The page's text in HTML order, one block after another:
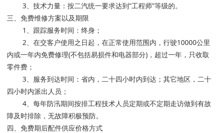
3、技术力量：按二汽统一要求达到“工程师”等级的。
三、免费维修方案以及期限
1、跟踪服务时间：终身；
2、在交客户使用之日起，在正常使用范围内，行驶10000公里
内或一年内免费修理(不包括易损件和电器部分)，超过一年，只收取
零件费；
3、服务到达时间：省内，二十四小时内到达；其它地区，二十
四小时内派出人员；
4、每年防汛期间按排工程技术人员定期或不定期走访做到有故
障及时排除，无故障积极预防。
四、免费期后配件供应价格方式